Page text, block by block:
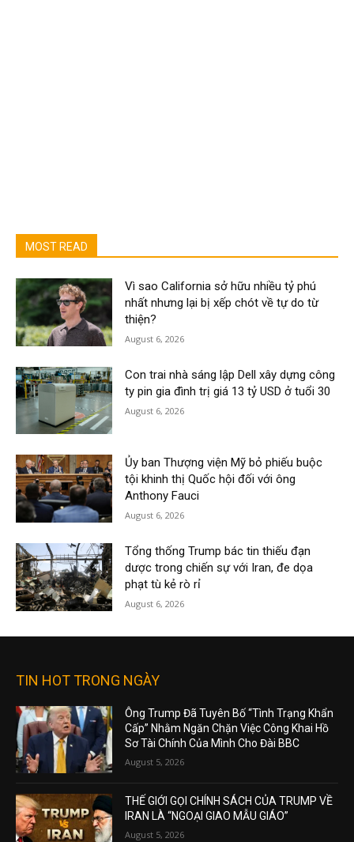
MOST READ
Vì sao California sở hữu nhiều tỷ phú
nhất nhưng lại bị xếp chót về tự do từ
thiện?
August 6, 2026
Con trai nhà sáng lập Dell xây dựng công
ty pin gia đình trị giá 13 tỷ USD ở tuổi 30
August 6, 2026
Ủy ban Thượng viện Mỹ bỏ phiếu buộc
tội khinh thị Quốc hội đối với ông
Anthony Fauci
August 6, 2026
Tổng thống Trump bác tin thiếu đạn
dược trong chiến sự với Iran, đe dọa
phạt tù kẻ rò rỉ
August 6, 2026
TIN HOT TRONG NGÀY
Ông Trump Đã Tuyên Bố “Tình Trạng Khẩn
Cấp” Nhằm Ngăn Chặn Việc Công Khai Hồ
Sơ Tài Chính Của Mình Cho Đài BBC
August 5, 2026
THẾ GIỚI GỌI CHÍNH SÁCH CỦA TRUMP VỀ
IRAN LÀ “NGOẠI GIAO MẪU GIÁO”
August 5, 2026